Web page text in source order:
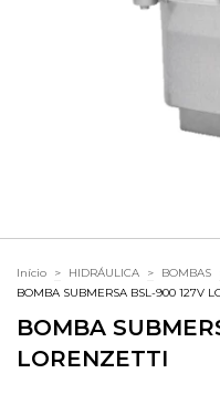
Início > HIDRÁULICA > BOMBAS
BOMBA SUBMERSA BSL-900 127V
BOMBA
LORENZETTI